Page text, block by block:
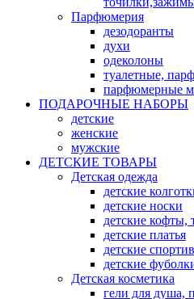
Парфюмерия
дезодоранты
духи
одеколоны
туалетные,
парфюмерные
ПОДАРОЧНЫЕ НАБОРЫ
детские
женские
мужские
ДЕТСКИЕ ТОВАРЫ
Детская одежда
детские
детские носки
детские кофты,
детские платья
детские
детские
Детская косметика
гели для душа,